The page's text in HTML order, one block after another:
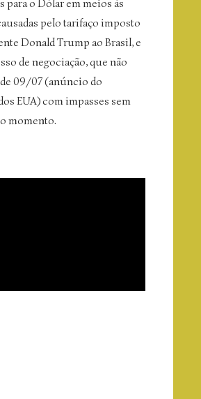
para o Dólar em meios às
pelo tarifaço imposto
Donald Trump ao Brasil, e
de negociação, que não
09/07 (anúncio do
EUA) com impasses sem
momento.